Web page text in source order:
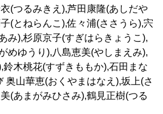
(つるみきえ),芦田康隆(あしだや
(とねらんこ),佐々浦(ささうら),宍
み),杉原京子(すぎはらきょうこ),
めゆうり),八島恵美(やしまえみ),
鈴木桃花(すずきももか),石田まな
奥山華恵(おくやまはなえ),坂上(さ
(あまがみひさみ),鶴見正樹(つる